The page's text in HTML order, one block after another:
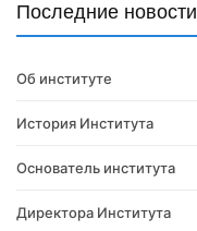
Последние новости
Об институте
История Института
Основатель института
Директора Института